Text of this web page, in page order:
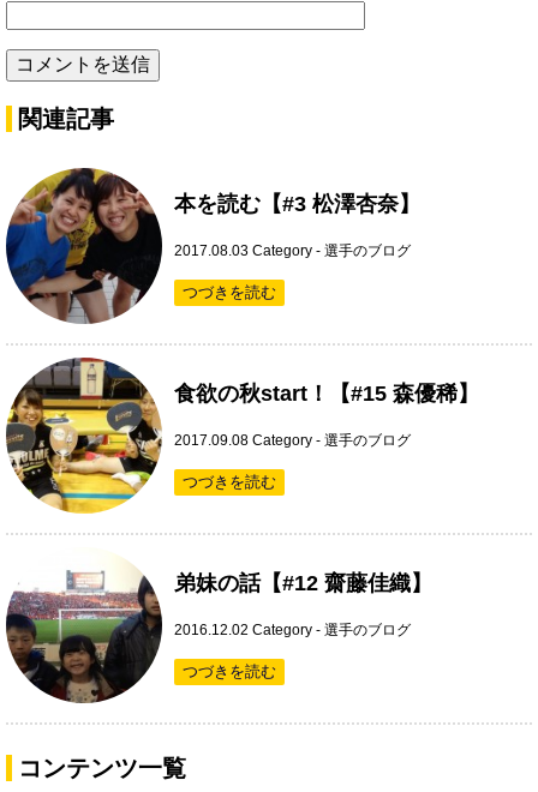
関連記事
本を読む【#3 松澤杏奈】
2017.08.03 Category - 選手のブログ
つづきを読む
食欲の秋start！【#15 森優稀】
2017.09.08 Category - 選手のブログ
つづきを読む
弟妹の話【#12 齋藤佳織】
2016.12.02 Category - 選手のブログ
つづきを読む
コンテンツ一覧